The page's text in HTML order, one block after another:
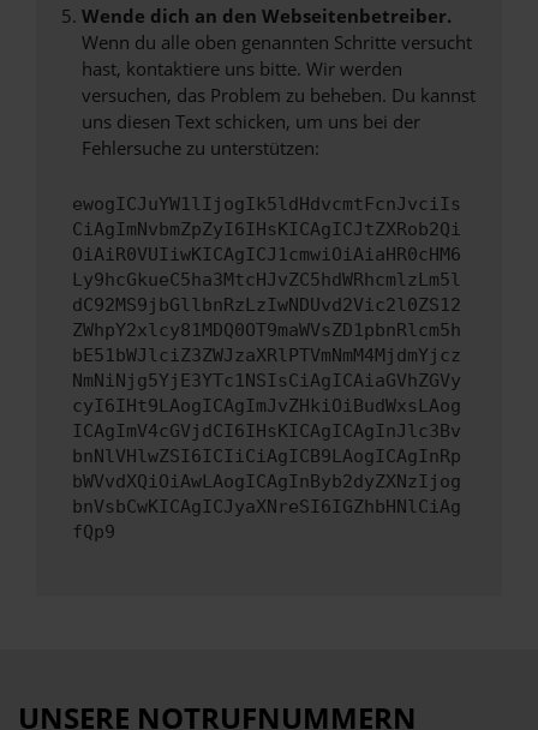
Wende dich an den Webseitenbetreiber.
Wenn du alle oben genannten Schritte versucht
hast, kontaktiere uns bitte. Wir werden
versuchen, das Problem zu beheben. Du kannst
uns diesen Text schicken, um uns bei der
Fehlersuche zu unterstützen:
ewogICJuYW1lIjogIk5ldHdvcmtFcnJvciIs
CiAgImNvbmZpZyI6IHsKICAgICJtZXRob2Qi
OiAiR0VUIiwKICAgICJ1cmwiOiAiaHR0cHM6
Ly9hcGkueC5ha3MtcHJvZC5hdWRhcmlzLm5l
dC92MS9jbGllbnRzLzIwNDUvd2Vic2l0ZS12
ZWhpY2xlcy81MDQ0OT9maWVsZD1pbnRlcm5h
bE51bWJlciZ3ZWJzaXRlPTVmNmM4MjdmYjcz
NmNiNjg5YjE3YTc1NSIsCiAgICAiaGVhZGVy
cyI6IHt9LAogICAgImJvZHkiOiBudWxsLAog
ICAgImV4cGVjdCI6IHsKICAgICAgInJlc3Bv
bnNlVHlwZSI6ICIiCiAgICB9LAogICAgInRp
bWVvdXQiOiAwLAogICAgInByb2dyZXNzIjog
bnVsbCwKICAgICJyaXNreSI6IGZhbHNlCiAg
fQp9
UNSERE NOTRUFNUMMERN